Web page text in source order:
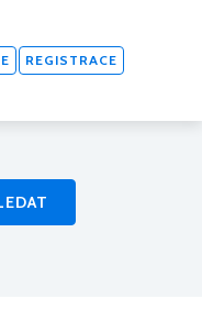
REGISTRACE